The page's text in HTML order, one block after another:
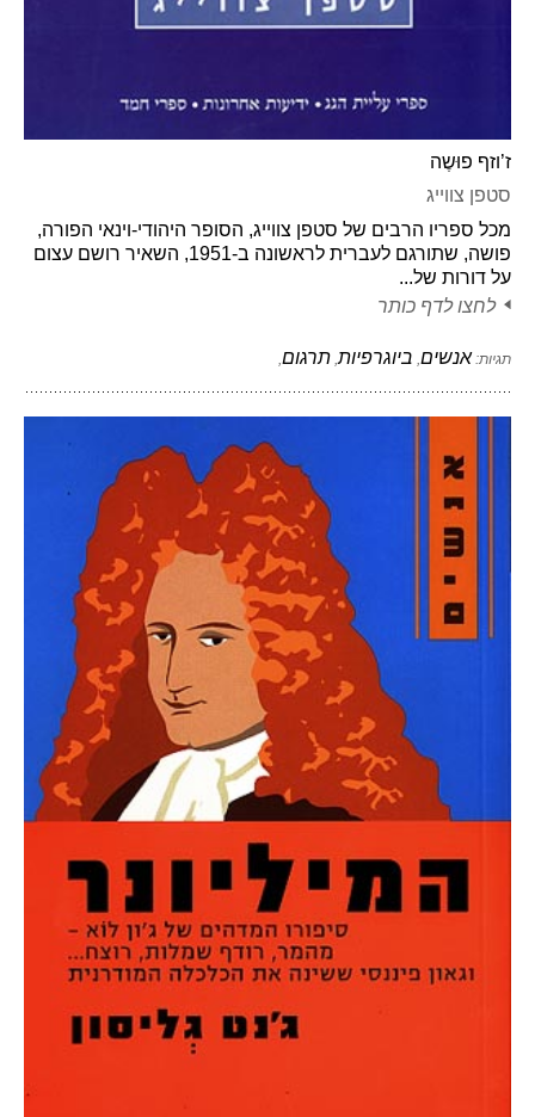
ז’וזף פוּשֶה
סטפן צווייג
מכל ספריו הרבים של סטפן צווייג, הסופר היהודי-וינאי הפורה,
פושה, שתורגם לעברית לראשונה ב-1951, השאיר רושם עצום
על דורות של...
לחצו לדף כותר
תגיות:אנשים ביוגרפיות תרגום